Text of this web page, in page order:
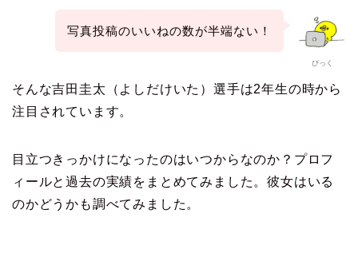
ぴっく
写真投稿のいいねの数が半端ない！
そんな吉田圭太（よしだけいた）選手は2年生の時から
注目されています。
目立つきっかけになったのはいつからなのか？プロフ
ィールと過去の実績をまとめてみました。彼女はいる
のかどうかも調べてみました。